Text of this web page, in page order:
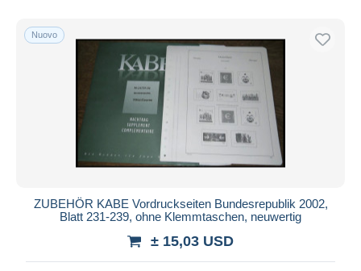
Nuovo
ZUBEHÖR KABE Vordruckseiten Bundesrepublik 2002,
Blatt 231-239, ohne Klemmtaschen, neuwertig
± 15,03 USD